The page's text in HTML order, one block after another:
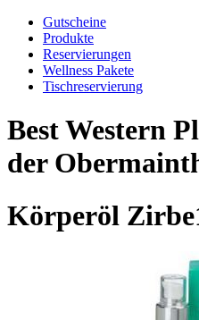
Gutscheine
Produkte
Reservierungen
Wellness Pakete
Tischreservierung
Best Western
der
Körperöl